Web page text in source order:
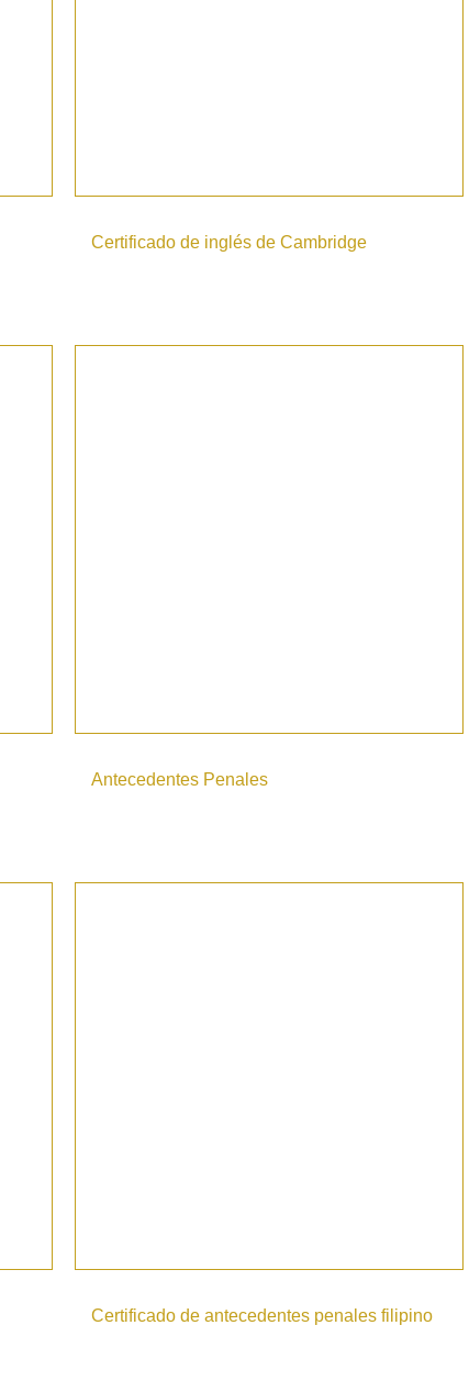
Certificado de inglés de Cambridge
Antecedentes Penales
Certificado de antecedentes penales filipino